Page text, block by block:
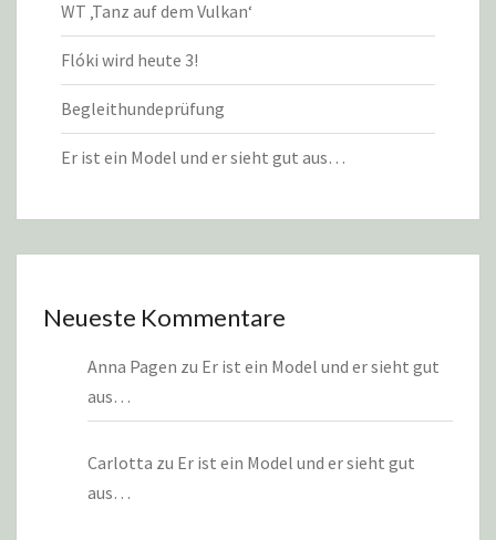
WT ‚Tanz auf dem Vulkan‘
Flóki wird heute 3!
Begleithundeprüfung
Er ist ein Model und er sieht gut aus…
Neueste Kommentare
Anna Pagen zu Er ist ein Model und er sieht gut
aus…
Carlotta zu Er ist ein Model und er sieht gut
aus…